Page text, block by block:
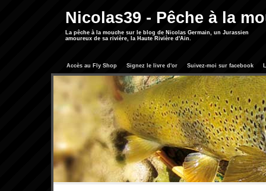
Nicolas39 - Pêche à la
La pêche à la mouche sur le blog de Nicolas Germain, un Jurassien
amoureux de sa rivière, la Haute Rivière d'Ain.
Accès au Fly Shop Signez le livre d'or Suivez-moi sur facebook